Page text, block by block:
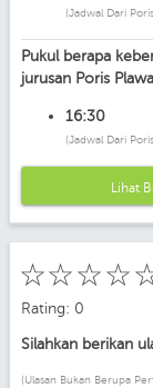
(Jadwal Dari
Pukul berapa
jurusan Poris
16:30
(Jadwal Dari
Lihat
☆
☆
☆
☆
Rating: 0
Silahkan berikan
(Ulasan Bukan Berupa